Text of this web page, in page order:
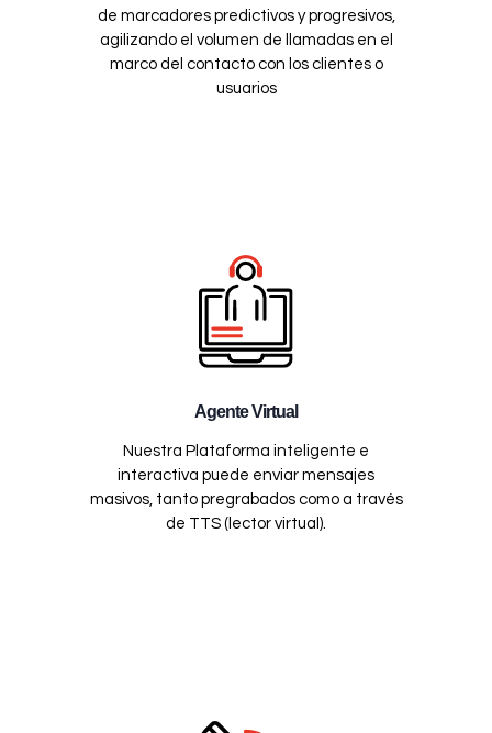
de marcadores predictivos y progresivos,
agilizando el volumen de llamadas en el
marco del contacto con los clientes o
usuarios
Agente Virtual
Nuestra Plataforma inteligente e
interactiva puede enviar mensajes
masivos, tanto pregrabados como a través
de TTS (lector virtual).